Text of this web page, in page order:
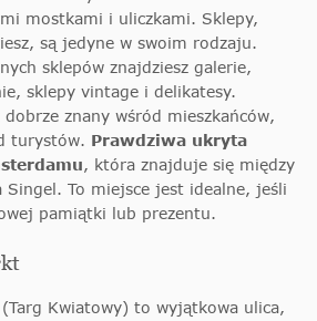
mostkami i uliczkami. Sklepy,
są jedyne w swoim rodzaju.
sklepów znajdziesz galerie,
sklepy vintage i delikatesy.
znany wśród mieszkańców,
turystów. Prawdziwa ukryta
, która znajduje się między
Singel. To miejsce jest idealne, jeśli
pamiątki lub prezentu.
Kwiatowy) to wyjątkowa ulica,